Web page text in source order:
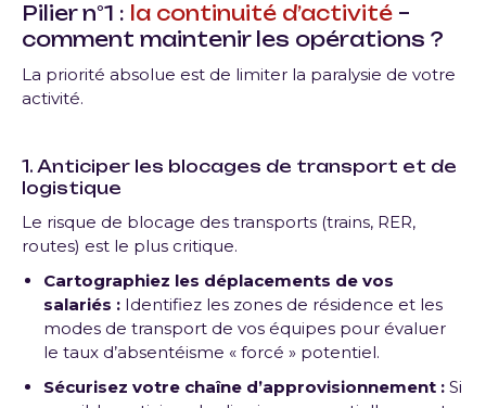
Pilier n°1 : la continuité d’activité –
comment maintenir les opérations ?
La priorité absolue est de limiter la paralysie de votre
activité.
1. Anticiper les blocages de transport et de
logistique
Le risque de blocage des transports (trains, RER,
routes) est le plus critique.
Cartographiez les déplacements de vos
salariés : Identifiez les zones de résidence et les
modes de transport de vos équipes pour évaluer
le taux d’absentéisme « forcé » potentiel.
Sécurisez votre chaîne d’approvisionnement : Si